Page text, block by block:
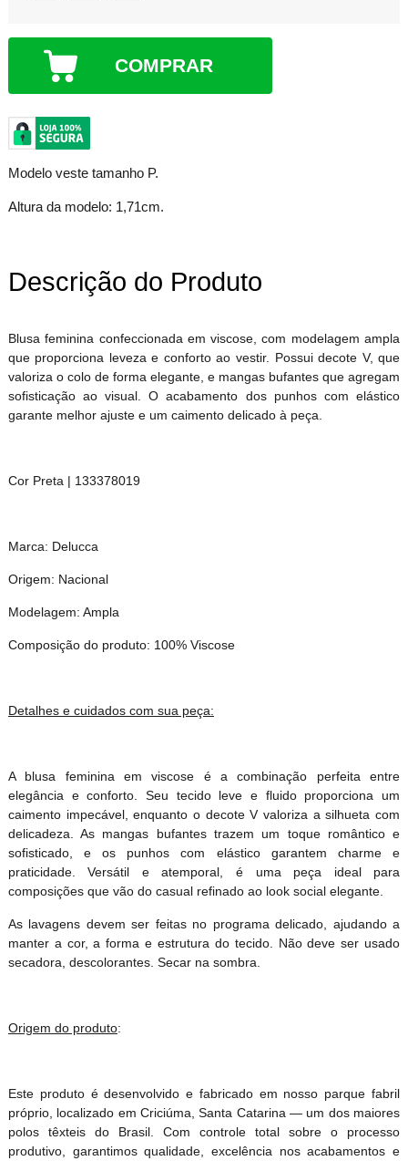
COMPRAR
Modelo veste tamanho P.
Altura da modelo: 1,71cm.
Descrição do Produto
Blusa feminina confeccionada em viscose, com modelagem ampla
que proporciona leveza e conforto ao vestir. Possui decote V, que
valoriza o colo de forma elegante, e mangas bufantes que agregam
sofisticação ao visual. O acabamento dos punhos com elástico
garante melhor ajuste e um caimento delicado à peça.
Cor Preta | 133378019
Marca: Delucca
Origem: Nacional
Modelagem: Ampla
Composição do produto: 100% Viscose
Detalhes e cuidados com sua peça:
A blusa feminina em viscose é a combinação perfeita entre
elegância e conforto. Seu tecido leve e fluido proporciona um
caimento impecável, enquanto o decote V valoriza a silhueta com
delicadeza. As mangas bufantes trazem um toque romântico e
sofisticado, e os punhos com elástico garantem charme e
praticidade. Versátil e atemporal, é uma peça ideal para
composições que vão do casual refinado ao look social elegante.
As lavagens devem ser feitas no programa delicado, ajudando a
manter a cor, a forma e estrutura do tecido. Não deve ser usado
secadora, descolorantes. Secar na sombra.
Origem do produto:
Este produto é desenvolvido e fabricado em nosso parque fabril
próprio, localizado em Criciúma, Santa Catarina — um dos maiores
polos têxteis do Brasil. Com controle total sobre o processo
produtivo, garantimos qualidade, excelência nos acabamentos e